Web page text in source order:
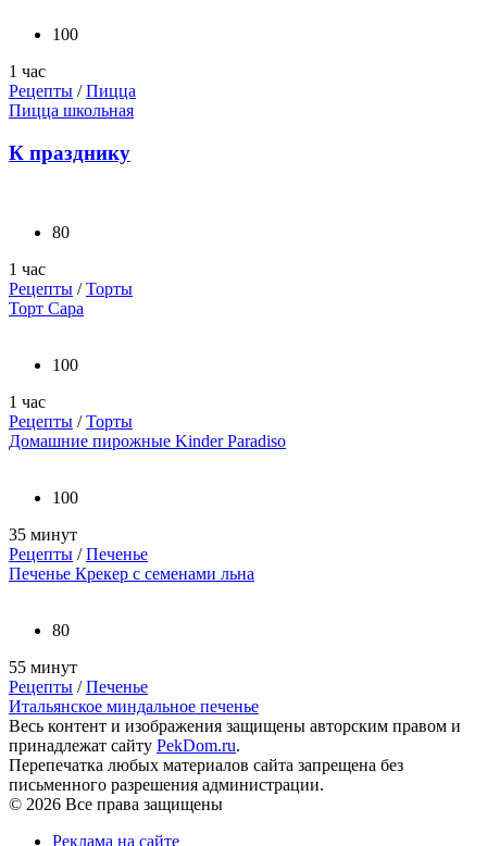
100
1 час
Рецепты /Пицца
Пицца школьная
К празднику
80
1 час
Рецепты /Торты
Торт Сара
100
1 час
Рецепты /Торты
Домашние пирожные Kinder Paradiso
100
35 минут
Рецепты /Печенье
Печенье Крекер с семенами льна
80
55 минут
Рецепты /Печенье
Итальянское миндальное печенье
Весь контент и изображения защищены авторским правом и
принадлежат сайту PekDom.ru.
Перепечатка любых материалов сайта запрещена без
письменного разрешения администрации.
© 2026 Все права защищены
Реклама на сайте